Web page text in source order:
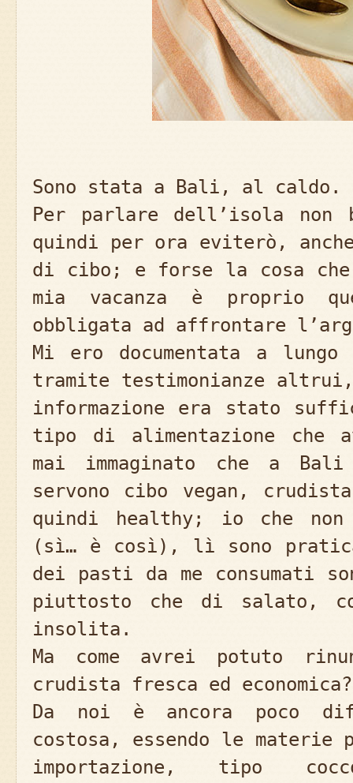
Sono stata a Bali, al caldo.
Per parlare dell’isola non
quindi per ora eviterò,
di cibo; e forse la cosa
mia vacanza è proprio
obbligata ad affrontare
Mi ero documentata a
tramite testimonianze altrui,
informazione era stato
tipo di alimentazione che
mai immaginato che a
servono cibo vegan,
quindi healthy; io che non
(sì… è così), lì sono
dei pasti da me consumati
piuttosto che di salato,
insolita.
Ma come avrei potuto
crudista fresca ed
Da noi è ancora poco
costosa, essendo le
importazione, tipo